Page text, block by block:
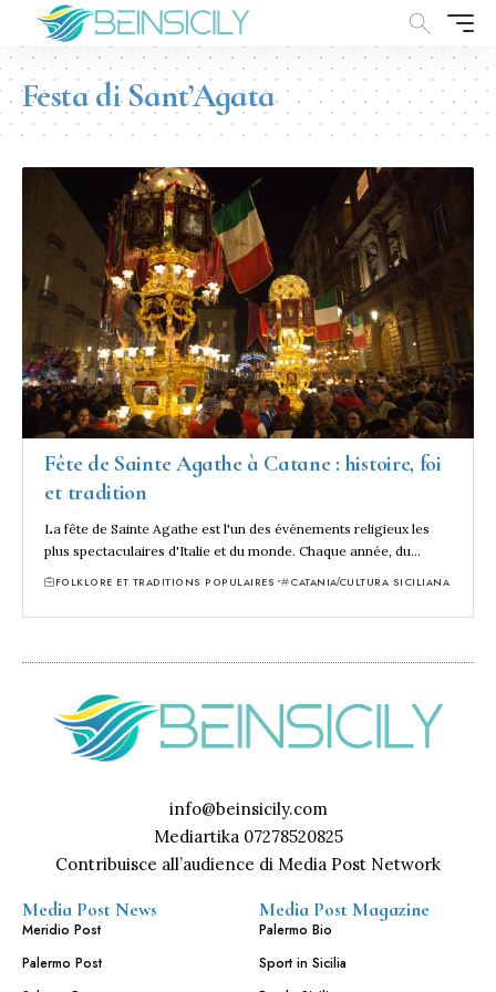
Festa di Sant’Agata
Fête de Sainte Agathe à Catane : histoire, foi
et tradition
La fête de Sainte Agathe est l'un des événements religieux les
plus spectaculaires d'Italie et du monde. Chaque année, du…
FOLKLORE ET TRADITIONS POPULAIRES CATANIACULTURA SICILIANA
info@beinsicily.com
Mediartika 07278520825
Contribuisce all’audience di Media Post Network
Media Post News
Meridio Post
Palermo Post
Media Post Magazine
Palermo Bio
Sport in Sicilia